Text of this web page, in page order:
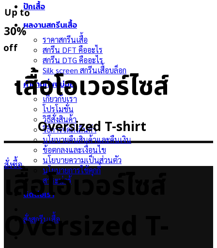
ปักเสื้อ
ผลงานสกรีนเสื้อ
ราคาสกรีนเสื้อ
สกรีน DFT คืออะไร
สกรีน DTG คืออะไร
Silk screen สกรีนเสื้อบล็อก
คำถามที่พบบ่อย
เกี่ยวกับเรา
โปรโมชั่น
วิธีสั่งสินค้า
วิธีการจัดส่งสินค้า
นโยบายคืนสินค้าและคืนเงิน
ข้อตกลงและเงื่อนไข
นโยบายความเป็นส่วนตัว
นโยบายการใช้คุกกี้
สาระน่ารู้
ติดต่อเรา
สั่งสกรีนเสื้อ
Up to
30%
off
เสื้อโอเวอร์ไซส์
Oversized T-shirt
สั่งซื้อ
เสื้อโอเวอร์ไซส์
Oversized T-